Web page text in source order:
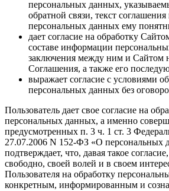
персональных данных,
обратной связи, текст
персональных данных ему
дает согласие на обработку
составе информации
заключения между ним и Сайтом
Соглашения, а также его
выражает согласие с условиями
персональных данных без
Пользователь дает свое согласие на
персональных данных, а именно
предусмотренных п. 3 ч. 1 ст. 3
27.07.2006 N 152-ФЗ «О персональных
подтверждает, что, давая такое
свободно, своей волей и в своем
Пользователя на обработку
конкретным, информированным и